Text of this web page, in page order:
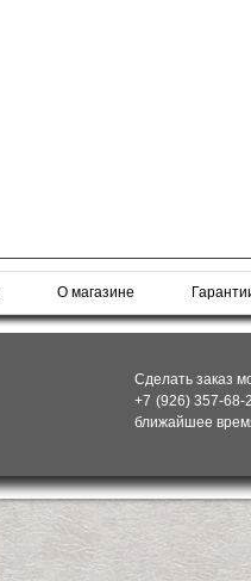
О магазине
Сделать заказ
+7 (926) 357-
ближайшее